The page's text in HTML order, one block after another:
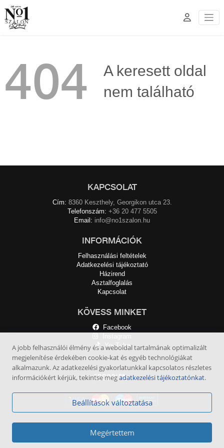
404
A keresett oldal
nem található
KAPCSOLAT
Cím: 8360 Keszthely, Georgikon utca 23.
Telefonszám: +36 20 477 5505
Email: info@no1szalon.hu
INFORMÁCIÓK
Felhasználási feltételek
Adatkezelési tájékoztató
Házirend
Asztalfoglalás
Kapcsolat
KÖVESS MINKET
Facebook
Instagram
YouTube
A jobb felhasználói élmény és a weboldal tartalmának optimalizált
megjelenítése érdekében cookie-kat és egyéb technológiákat
alkalmazunk. Az adatkezelési gyakorlatunkkal kapcsolatos részletes
információkért kérjük, tekintse megadatkezelési tájékoztatónkat.
Beállítások változtatása
Megértettem